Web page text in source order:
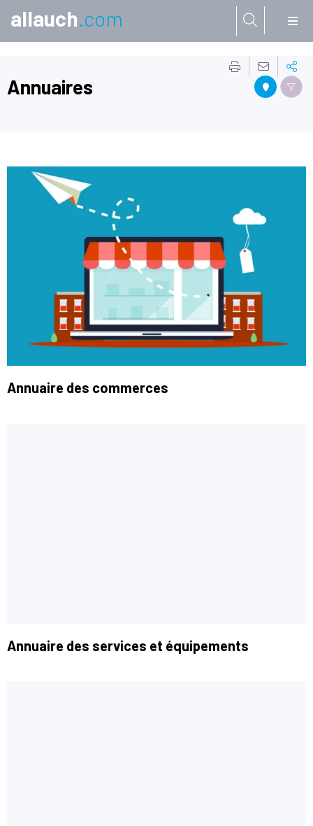
allauch.com
Annuaires
Annuaire des commerces
Annuaire des services et équipements